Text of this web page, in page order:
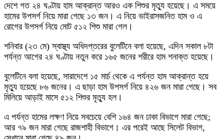
দেশে গত ২৪ ঘণ্টায় হাম আক্রান্ত আরও এক শিশুর মৃত্যু হয়েছে। এ সময়ে
হামের উপসর্গ নিয়ে মারা গেছে ১৩ জন। এ নিয়ে ভাইরাসজনিত হাম ও এ
রোগের উপসর্গ নিয়ে মোট ৫১২ শিশু মারা গেল।
শনিবার (২৩ মে) স্বাস্থ্য অধিদপ্তরের বুলেটিনে বলা হয়েছে, এদিন সকাল ৮টা
পর্যন্ত আগের ২৪ ঘণ্টায় নতুন করে ১৬৫ জনের শরীরে হাম শনাক্ত হয়েছে।
বুলেটিনে বলা হয়েছে, সারাদেশে ১৫ মার্চ থেকে এ পর্যন্ত হাম আক্রান্ত হয়ে
মৃত্যু হয়েছে ৮৬ জনের। এ ছাড়া হাম উপসর্গ নিয়ে ৪২৬ জন মারা গেছে। সব
মিলিয়ে আড়াই মাসে ৫১২ শিশুর মৃত্যু হল।
এ পর্যন্ত হামের লক্ষণ নিয়ে সবচেয়ে বেশি ১৬৪ জন ঢাকা বিভাগে মারা গেছে;
আর ৭৯ জন মারা গেছে রাজশাহী বিভাগে। এর পরেই আছে সিলেট বিভাগ,